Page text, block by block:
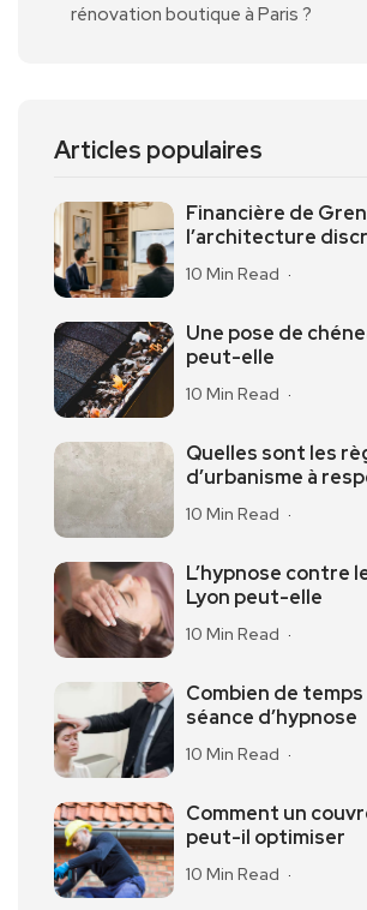
rénovation boutique à Paris ?
Articles populaires
Financière de
l’architecture
10 Min Read
Une pose de
peut-elle
10 Min Read
Quelles sont les
d’urbanisme à
10 Min Read
L’hypnose contre
Lyon peut-elle
10 Min Read
Combien de
séance d’hypnose
10 Min Read
Comment un
peut-il optimiser
10 Min Read